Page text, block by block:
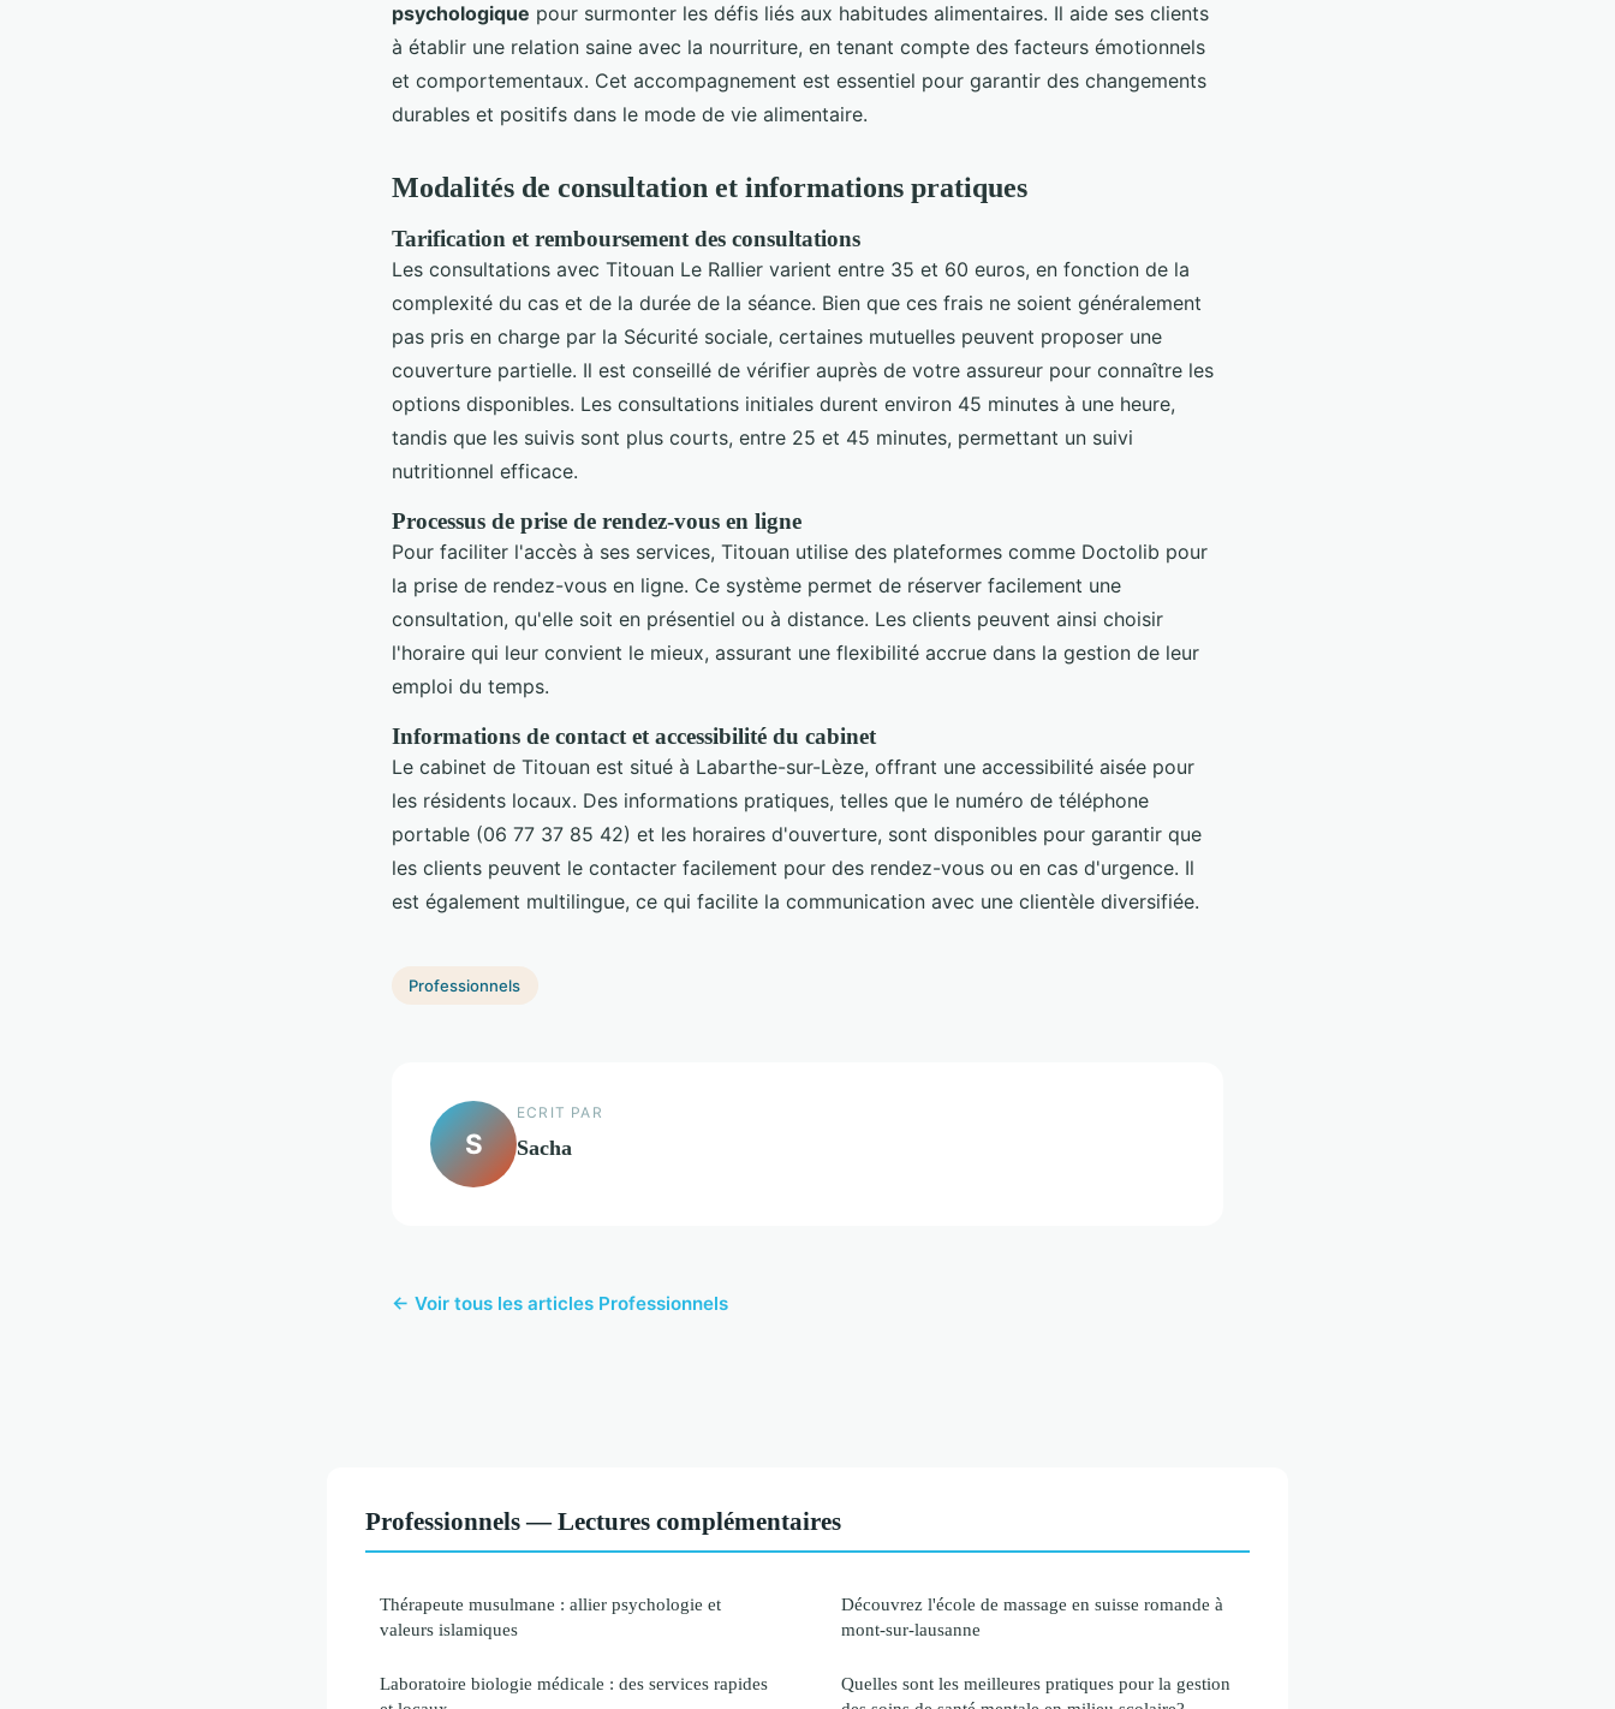
psychologique pour surmonter les défis liés aux habitudes alimentaires. Il aide ses clients
à établir une relation saine avec la nourriture, en tenant compte des facteurs émotionnels
et comportementaux. Cet accompagnement est essentiel pour garantir des changements
durables et positifs dans le mode de vie alimentaire.
Modalités de consultation et informations pratiques
Tarification et remboursement des consultations
Les consultations avec Titouan Le Rallier varient entre 35 et 60 euros, en fonction de la
complexité du cas et de la durée de la séance. Bien que ces frais ne soient généralement
pas pris en charge par la Sécurité sociale, certaines mutuelles peuvent proposer une
couverture partielle. Il est conseillé de vérifier auprès de votre assureur pour connaître les
options disponibles. Les consultations initiales durent environ 45 minutes à une heure,
tandis que les suivis sont plus courts, entre 25 et 45 minutes, permettant un suivi
nutritionnel efficace.
Processus de prise de rendez-vous en ligne
Pour faciliter l'accès à ses services, Titouan utilise des plateformes comme Doctolib pour
la prise de rendez-vous en ligne. Ce système permet de réserver facilement une
consultation, qu'elle soit en présentiel ou à distance. Les clients peuvent ainsi choisir
l'horaire qui leur convient le mieux, assurant une flexibilité accrue dans la gestion de leur
emploi du temps.
Informations de contact et accessibilité du cabinet
Le cabinet de Titouan est situé à Labarthe-sur-Lèze, offrant une accessibilité aisée pour
les résidents locaux. Des informations pratiques, telles que le numéro de téléphone
portable (06 77 37 85 42) et les horaires d'ouverture, sont disponibles pour garantir que
les clients peuvent le contacter facilement pour des rendez-vous ou en cas d'urgence. Il
est également multilingue, ce qui facilite la communication avec une clientèle diversifiée.
Professionnels
S
ECRIT PAR
Sacha
← Voir tous les articles Professionnels
Professionnels — Lectures complémentaires
Thérapeute musulmane : allier psychologie et
valeurs islamiques
Laboratoire biologie médicale : des services rapides
Découvrez l'école de massage en suisse romande à
mont-sur-lausanne
Quelles sont les meilleures pratiques pour la gestion